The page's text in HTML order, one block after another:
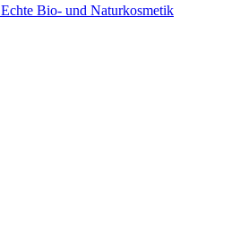
Echte Bio- und Naturkosmetik